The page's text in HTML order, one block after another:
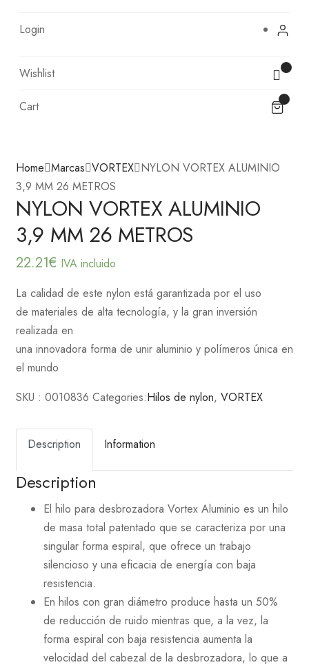
Login
Wishlist
Cart
Home Marcas VORTEX NYLON VORTEX ALUMINIO
3,9 MM 26 METROS
NYLON VORTEX ALUMINIO
3,9 MM 26 METROS
22.21€ IVA incluido
La calidad de este nylon está garantizada por el uso
de materiales de alta tecnología, y la gran inversión
realizada en
una innovadora forma de unir aluminio y polímeros única en
el mundo
SKU : 0010836 Categories:Hilos de nylon, VORTEX
Description Information
Description
El hilo para desbrozadora Vortex Aluminio es un hilo
de masa total patentado que se caracteriza por una
singular forma espiral, que ofrece un trabajo
silencioso y una eficacia de energía con baja
resistencia.
En hilos con gran diámetro produce hasta un 50%
de reducción de ruido mientras que, a la vez, la
forma espiral con baja resistencia aumenta la
velocidad del cabezal de la desbrozadora, lo que a